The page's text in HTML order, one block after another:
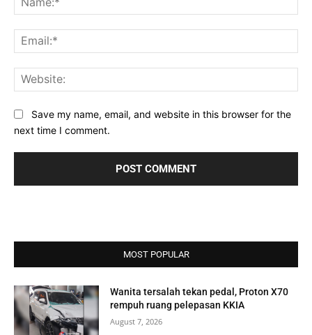
Save my name, email, and website in this browser for the
next time I comment.
MOST POPULAR
Wanita tersalah tekan pedal, Proton X70
rempuh ruang pelepasan KKIA
August 7, 2026